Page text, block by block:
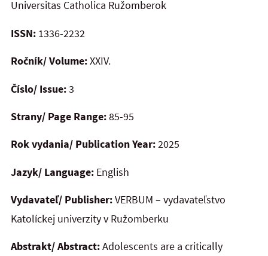
Universitas Catholica Ružomberok
ISSN: 1336-2232
Ročník/ Volume:XXIV.
Číslo/ Issue:3
Strany/ Page Range:85-95
Rok vydania/ Publication Year:2025
Jazyk/ Language: English
Vydavateľ/ Publisher:VERBUM – vydavateľstvo
Katolíckej univerzity v Ružomberku
Abstrakt/ Abstract:Adolescents are a critically